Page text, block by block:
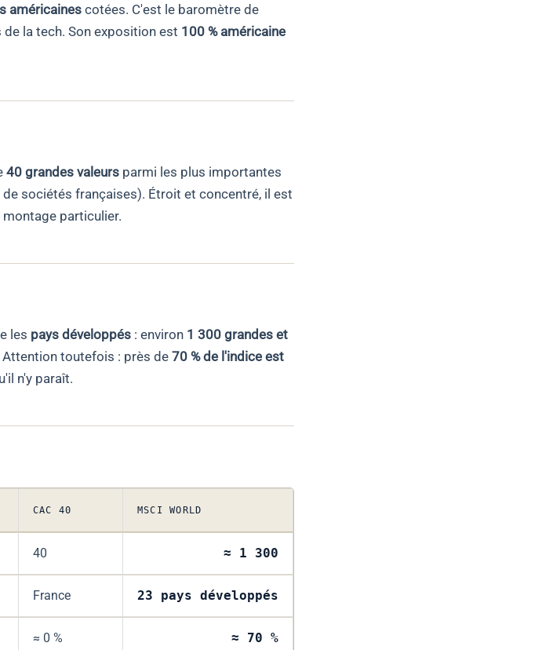
américaines cotées. C'est le baromètre de
la tech. Son exposition est 100 % américaine
40 grandes valeurs parmi les plus importantes
sociétés françaises). Étroit et concentré, il est
montage particulier.
les pays développés : environ 1 300 grandes et
Attention toutefois : près de 70 % de l'indice est
n'y paraît.
CAC 40 MSCI WORLD
40 ≈ 1 300
France 23 pays développés
≈ 0 % ≈ 70 %